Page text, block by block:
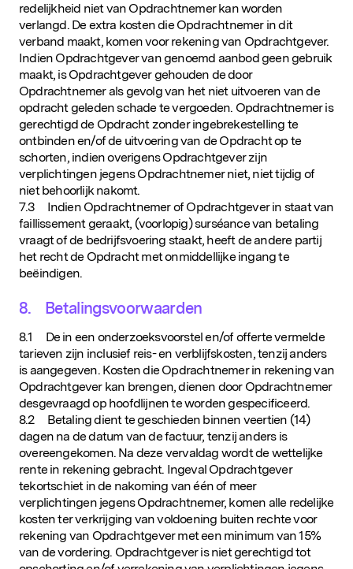
redelijkheid niet van Opdrachtnemer kan worden
verlangd. De extra kosten die Opdrachtnemer in dit
verband maakt, komen voor rekening van Opdrachtgever.
Indien Opdrachtgever van genoemd aanbod geen gebruik
maakt, is Opdrachtgever gehouden de door
Opdrachtnemer als gevolg van het niet uitvoeren van de
opdracht geleden schade te vergoeden. Opdrachtnemer is
gerechtigd de Opdracht zonder ingebrekestelling te
ontbinden en/of de uitvoering van de Opdracht op te
schorten, indien overigens Opdrachtgever zijn
verplichtingen jegens Opdrachtnemer niet, niet tijdig of
niet behoorlijk nakomt.
7.3 Indien Opdrachtnemer of Opdrachtgever in staat van
faillissement geraakt, (voorlopig) surséance van betaling
vraagt of de bedrijfsvoering staakt, heeft de andere partij
het recht de Opdracht met onmiddellijke ingang te
beëindigen.
8. Betalingsvoorwaarden
8.1 De in een onderzoeksvoorstel en/of offerte vermelde
tarieven zijn inclusief reis- en verblijfskosten, tenzij anders
is aangegeven. Kosten die Opdrachtnemer in rekening van
Opdrachtgever kan brengen, dienen door Opdrachtnemer
desgevraagd op hoofdlijnen te worden gespecificeerd.
8.2 Betaling dient te geschieden binnen veertien (14)
dagen na de datum van de factuur, tenzij anders is
overeengekomen. Na deze vervaldag wordt de wettelijke
rente in rekening gebracht. Ingeval Opdrachtgever
tekortschiet in de nakoming van één of meer
verplichtingen jegens Opdrachtnemer, komen alle redelijke
kosten ter verkrijging van voldoening buiten rechte voor
rekening van Opdrachtgever met een minimum van 15%
van de vordering. Opdrachtgever is niet gerechtigd tot